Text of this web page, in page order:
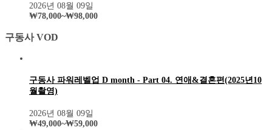
2026년 08월 09일
₩78,000~₩98,000
구동사 VOD
구동사 파워레벨업 D month - Part 04. 연애&결혼편(2025년10
월촬영)
2026년 08월 09일
₩49,000~₩59,000